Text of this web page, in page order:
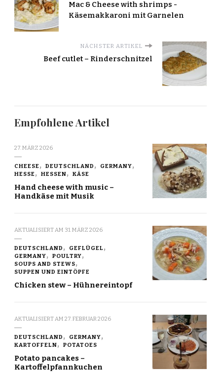
Mac & Cheese with shrimps -
Käsemakkaroni mit Garnelen
NÄCHSTER ARTIKEL
Beef cutlet – Rinderschnitzel
Empfohlene Artikel
27. MÄRZ 2026
CHEESE DEUTSCHLAND
GERMANY
HESSE
HESSEN KÄSE
Hand cheese with music –
Handkäse mit Musik
AKTUALISIERT AM 31. MÄRZ 2026
DEUTSCHLAND
GEFLÜGEL
GERMANY
POULTRY
SOUPS AND STEWS
SUPPEN UND EINTÖPFE
Chicken stew – Hühnereintopf
AKTUALISIERT AM 27. FEBRUAR 2026
DEUTSCHLAND
GERMANY
KARTOFFELN
POTATOES
Potato pancakes –
Kartoffelpfannkuchen